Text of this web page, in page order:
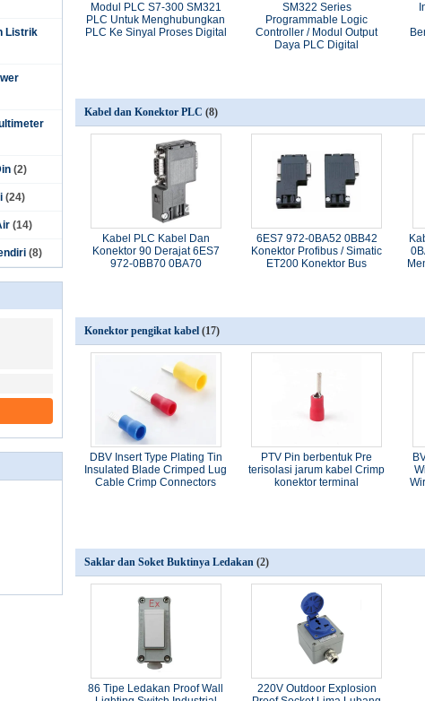
Listrik
(2)
(24)
(14)
(8)
Modul PLC S7-300 SM321
PLC Untuk Menghubungkan
PLC Ke Sinyal Proses Digital
SM322 Series
Programmable Logic
Controller / Modul Output
Daya PLC Digital
Kabel dan Konektor PLC (8)
Kabel PLC Kabel Dan
Konektor 90 Derajat 6ES7
972-0BB70 0BA70
6ES7 972-0BA52 0BB42
Konektor Profibus / Simatic
ET200 Konektor Bus
Konektor pengikat kabel (17)
DBV Insert Type Plating Tin
Insulated Blade Crimped Lug
Cable Crimp Connectors
PTV Pin berbentuk Pre
terisolasi jarum kabel Crimp
konektor terminal
Saklar dan Soket Buktinya Ledakan (2)
86 Tipe Ledakan Proof Wall
220V Outdoor Explosion